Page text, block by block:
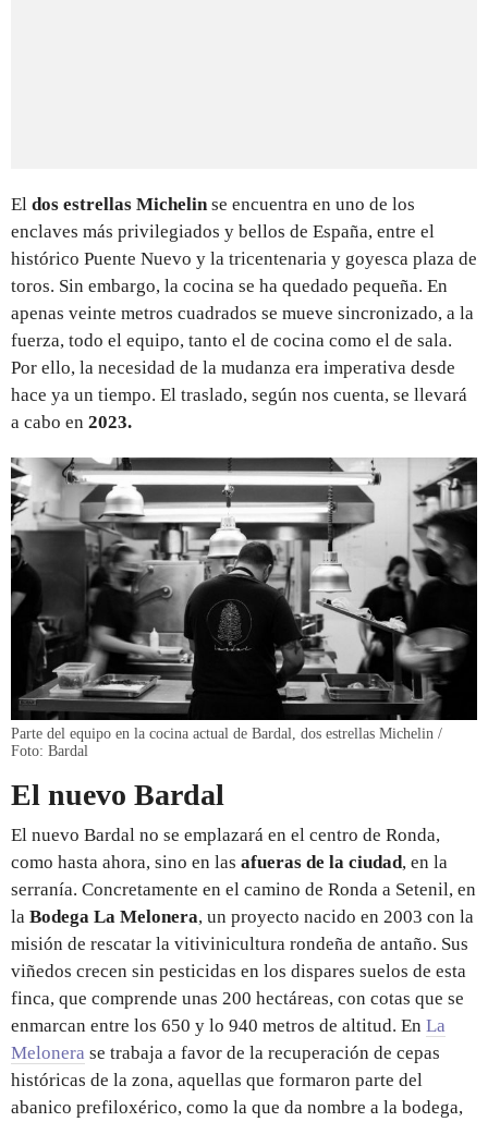
El dos estrellas Michelinse encuentra en uno de los
enclaves más privilegiados y bellos de España, entre el
histórico Puente Nuevo y la tricentenaria y goyesca plaza de
toros. Sin embargo, la cocina se ha quedado pequeña. En
apenas veinte metros cuadrados se mueve sincronizado, a la
fuerza, todo el equipo, tanto el de cocina como el de sala.
Por ello, la necesidad de la mudanza era imperativa desde
hace ya un tiempo. El traslado, según nos cuenta, se llevará
a cabo en 2023.
Parte del equipo en la cocina actual de Bardal, dos estrellas Michelin /
Foto: Bardal
El nuevo Bardal
El nuevo Bardal no se emplazará en el centro de Ronda,
como hasta ahora, sino en las afueras de la ciudad, en la
serranía. Concretamente en el camino de Ronda a Setenil, en
la Bodega La Melonera, un proyecto nacido en 2003 con la
misión de rescatar la vitivinicultura rondeña de antaño. Sus
viñedos crecen sin pesticidas en los dispares suelos de esta
finca, que comprende unas 200 hectáreas, con cotas que se
enmarcan entre los 650 y lo 940 metros de altitud. En La
Melonera se trabaja a favor de la recuperación de cepas
históricas de la zona, aquellas que formaron parte del
abanico prefiloxérico, como la que da nombre a la bodega,